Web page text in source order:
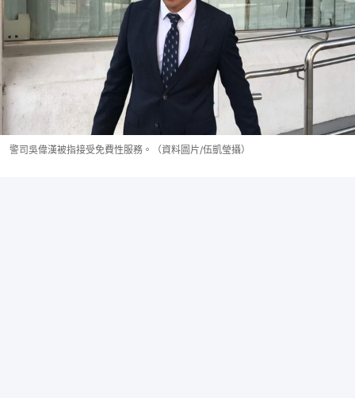
警司吳偉漢被指接受免費性服務。（資料圖片/伍凱瑩攝）